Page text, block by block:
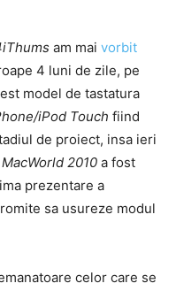
am mai vorbit
4 luni de zile, pe
model de tastatura
iPod Touch fiind
de proiect, insa ieri
MacWorld 2010 a fost
prezentare a
sa usureze modul
celor care se